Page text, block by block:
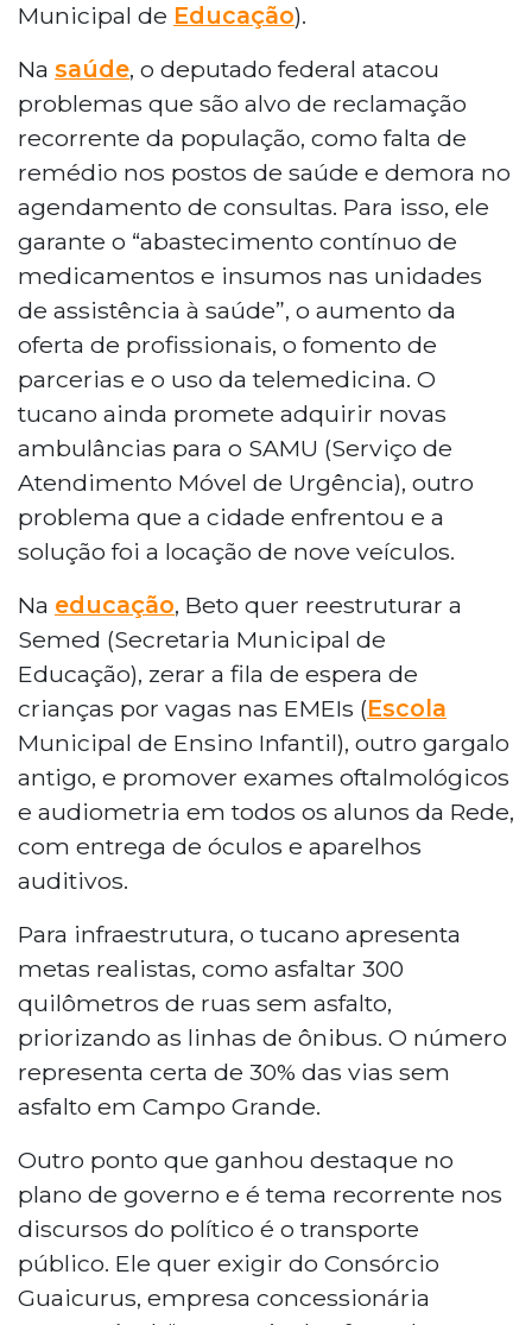
Municipal de Educação).
Na saúde, o deputado federal atacou
problemas que são alvo de reclamação
recorrente da população, como falta de
remédio nos postos de saúde e demora no
agendamento de consultas. Para isso, ele
garante o “abastecimento contínuo de
medicamentos e insumos nas unidades
de assistência à saúde”, o aumento da
oferta de profissionais, o fomento de
parcerias e o uso da telemedicina. O
tucano ainda promete adquirir novas
ambulâncias para o SAMU (Serviço de
Atendimento Móvel de Urgência), outro
problema que a cidade enfrentou e a
solução foi a locação de nove veículos.
Na educação, Beto quer reestruturar a
Semed (Secretaria Municipal de
Educação), zerar a fila de espera de
crianças por vagas nas EMEIs (Escola
Municipal de Ensino Infantil), outro gargalo
antigo, e promover exames oftalmológicos
e audiometria em todos os alunos da Rede,
com entrega de óculos e aparelhos
auditivos.
Para infraestrutura, o tucano apresenta
metas realistas, como asfaltar 300
quilômetros de ruas sem asfalto,
priorizando as linhas de ônibus. O número
representa certa de 30% das vias sem
asfalto em Campo Grande.
Outro ponto que ganhou destaque no
plano de governo e é tema recorrente nos
discursos do político é o transporte
público. Ele quer exigir do Consórcio
Guaicurus, empresa concessionária